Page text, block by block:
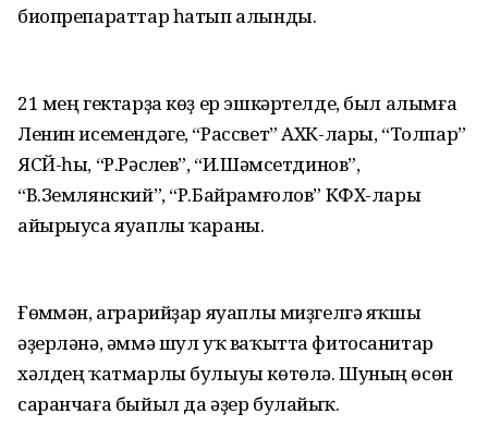
биопрепараттар һатып алынды.
21 мең гектарҙа көҙ ер эшкәртелде, был алымға
Ленин исемендәге, “Рассвет” АХК-лары, “Толпар”
ЯСЙ-һы, “Р.Рәсүлев”, “И.Шәмсетдинов”,
“В.Землянский”, “Р.Байрамғолов” КФХ-лары
айырыуса яуаплы ҡараны.
Ғөмүмән, аграрийҙар яуаплы миҙгелгә яҡшы
әҙерләнә, әммә шул уҡ ваҡытта фитосанитар
хәлдең ҡатмарлы булыуы көтөлә. Шуның өсөн
саранчаға быйыл да әҙер булайыҡ.